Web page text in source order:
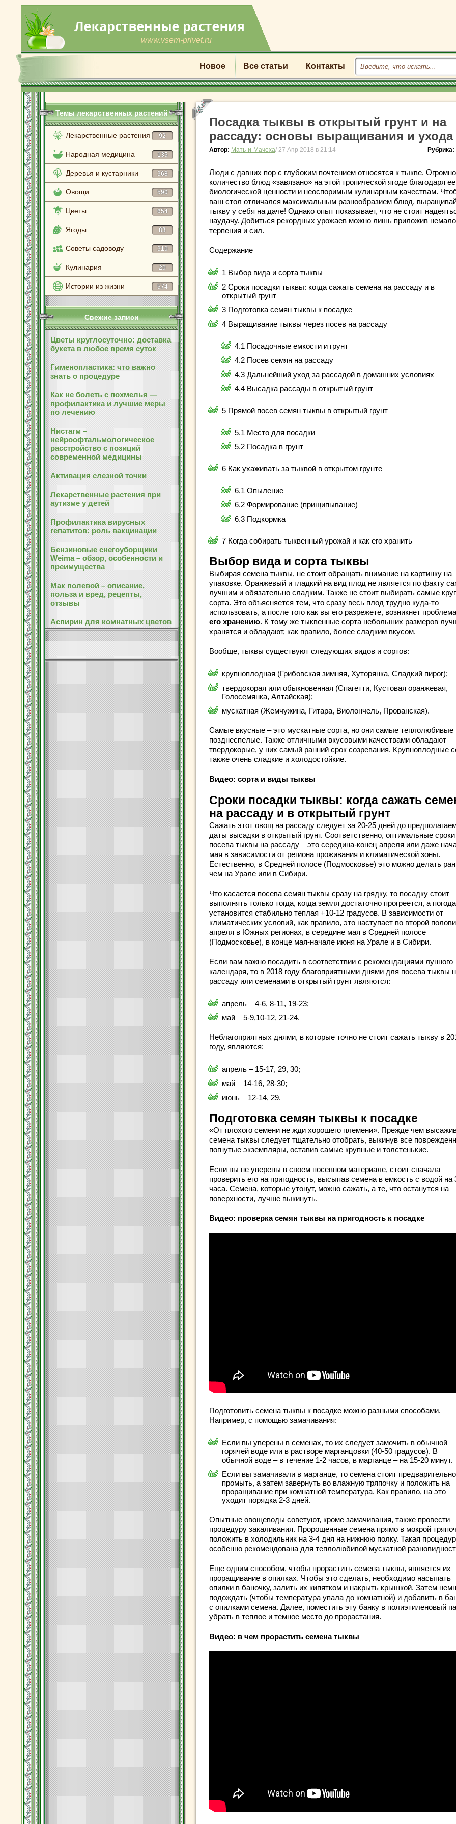
www.vsem-privet.ru
Новое Все статьи Контакты
Темы лекарственных растений
Лекарственные растения 92
Народная медицина 135
Деревья и кустарники 368
Овощи 590
Цветы 654
Ягоды 83
Советы садоводу 310
Кулинария 20
Истории из жизни 574
Свежие записи
Цветы круглосуточно: доставка
букета в любое время суток
Гименопластика: что важно
знать о процедуре
Как не болеть с похмелья —
профилактика и лучшие меры
по лечению
Нистагм –
нейроофтальмологическое
расстройство с позиций
современной медицины
Активация слезной точки
Лекарственные растения при
аутизме у детей
Профилактика вирусных
гепатитов: роль вакцинации
Бензиновые снегоуборщики
Weima – обзор, особенности и
преимущества
Мак полевой – описание,
польза и вред, рецепты,
отзывы
Аспирин для комнатных цветов
Посадка тыквы в открытый грунт и на
рассаду: основы выращивания и ухода
Автор: Мать-и-Мачеха/ 27 Апр 2018 в 21:14 Рубрика:
Люди с давних пор с глубоким почтением относятся к тыкве.
количество блюд «завязано» на этой тропической ягоде благодаря ее
биологической ценности и неоспоримым кулинарным качествам.
ваш стол отличался максимальным разнообразием блюд,
тыкву у себя на даче! Однако опыт показывает, что не стоит
наудачу. Добиться рекордных урожаев можно лишь приложив немало
терпения и сил.
Содержание
1 Выбор вида и сорта тыквы
2 Сроки посадки тыквы: когда сажать семена на рассаду и в
открытый грунт
3 Подготовка семян тыквы к посадке
4 Выращивание тыквы через посев на рассаду
4.1 Посадочные емкости и грунт
4.2 Посев семян на рассаду
4.3 Дальнейший уход за рассадой в домашних условиях
4.4 Высадка рассады в открытый грунт
5 Прямой посев семян тыквы в открытый грунт
5.1 Место для посадки
5.2 Посадка в грунт
6 Как ухаживать за тыквой в открытом грунте
6.1 Опыление
6.2 Формирование (прищипывание)
6.3 Подкормка
7 Когда собирать тыквенный урожай и как его хранить
Выбор вида и сорта тыквы
Выбирая семена тыквы, не стоит обращать внимание на картинку на
упаковке. Оранжевый и гладкий на вид плод не является по факту
лучшим и обязательно сладким. Также не стоит выбирать самые
сорта. Это объясняется тем, что сразу весь плод трудно куда-то
использовать, а после того как вы его разрежете, возникнет
его хранению. К тому же тыквенные сорта небольших размеров
хранятся и обладают, как правило, более сладким вкусом.
Вообще, тыквы существуют следующих видов и сортов:
крупноплодная (Грибовская зимняя, Хуторянка, Сладкий пирог);
твердокорая или обыкновенная (Спагетти, Кустовая оранжевая,
Голосемянка, Алтайская);
мускатная (Жемчужина, Гитара, Виолончель, Прованская).
Самые вкусные – это мускатные сорта, но они самые теплолюбивые
позднеспелые. Также отличными вкусовыми качествами обладают
твердокорые, у них самый ранний срок созревания. Крупноплодные
также очень сладкие и холодостойкие.
Видео: сорта и виды тыквы
Сроки посадки тыквы: когда сажать
на рассаду и в открытый грунт
Сажать этот овощ на рассаду следует за 20-25 дней до
даты высадки в открытый грунт. Соответственно, оптимальные сроки
посева тыквы на рассаду – это середина-конец апреля или даже
мая в зависимости от региона проживания и климатической зоны.
Естественно, в Средней полосе (Подмосковье) это можно делать
чем на Урале или в Сибири.
Что касается посева семян тыквы сразу на грядку, то посадку стоит
выполнять только тогда, когда земля достаточно прогреется, а погода
установится стабильно теплая +10-12 градусов. В зависимости от
климатических условий, как правило, это наступает во второй
апреля в Южных регионах, в середине мая в Средней полосе
(Подмосковье), в конце мая-начале июня на Урале и в Сибири.
Если вам важно посадить в соответствии с рекомендациями лунного
календаря, то в 2018 году благоприятными днями для посева тыквы
рассаду или семенами в открытый грунт являются:
апрель – 4-6, 8-11, 19-23;
май – 5-9,10-12, 21-24.
Неблагоприятных днями, в которые точно не стоит сажать тыкву в
году, являются:
апрель – 15-17, 29, 30;
май – 14-16, 28-30;
июнь – 12-14, 29.
Подготовка семян тыквы к посадке
«От плохого семени не жди хорошего племени». Прежде чем
семена тыквы следует тщательно отобрать, выкинув все
погнутые экземпляры, оставив самые крупные и толстенькие.
Если вы не уверены в своем посевном материале, стоит сначала
проверить его на пригодность, высыпав семена в емкость с водой на
часа. Семена, которые утонут, можно сажать, а те, что останутся на
поверхности, лучше выкинуть.
Видео: проверка семян тыквы на пригодность к посадке
Подготовить семена тыквы к посадке можно разными способами.
Например, с помощью замачивания:
Если вы уверены в семенах, то их следует замочить в обычной
горячей воде или в растворе марганцовки (40-50 градусов). В
обычной воде – в течение 1-2 часов, в марганце – на 15-20 минут.
Если вы замачивали в марганце, то семена стоит предварительно
промыть, а затем завернуть во влажную тряпочку и положить на
проращивание при комнатной температура. Как правило, на это
уходит порядка 2-3 дней.
Опытные овощеводы советуют, кроме замачивания, также провести
процедуру закаливания. Пророщенные семена прямо в мокрой
положить в холодильник на 3-4 дня на нижнюю полку. Такая
особенно рекомендована для теплолюбивой мускатной
Еще одним способом, чтобы прорастить семена тыквы, является их
проращивание в опилках. Чтобы это сделать, необходимо насыпать
опилки в баночку, залить их кипятком и накрыть крышкой. Затем
подождать (чтобы температура упала до комнатной) и добавить в
с опилками семена. Далее, поместить эту банку в полиэтиленовый
убрать в теплое и темное место до прорастания.
Видео: в чем прорастить семена тыквы